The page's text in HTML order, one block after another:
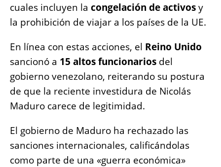
cuales incluyen la congelación de activosy
la prohibición de viajar a los países de la UE.
En línea con estas acciones, el Reino Unido
sancionó a 15 altos funcionarios del
gobierno venezolano, reiterando su postura
de que la reciente investidura de Nicolás
Maduro carece de legitimidad.
El gobierno de Maduro ha rechazado las
sanciones internacionales, calificándolas
como parte de una «guerra económica»